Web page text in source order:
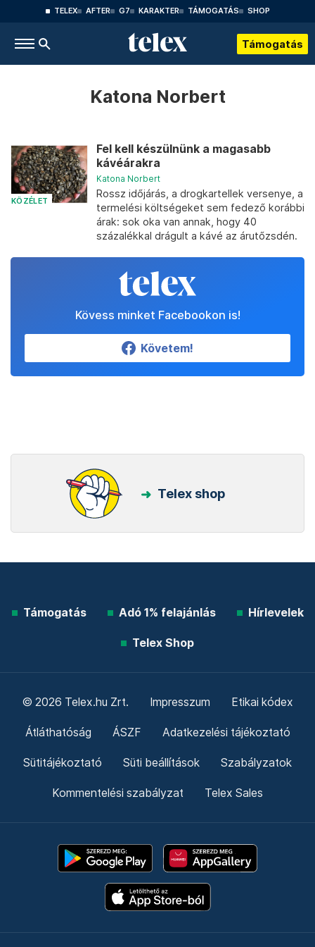
TELEX AFTER G7 KARAKTER TÁMOGATÁS SHOP
Támogatás
Katona Norbert
KÖZÉLET
Fel kell készülnünk a magasabb
kávéárakra
Katona Norbert
Rossz időjárás, a drogkartellek versenye, a
termelési költségeket sem fedező korábbi
árak: sok oka van annak, hogy 40
százalékkal drágult a kávé az árutőzsdén.
Kövess minket Facebookon is!
Követem!
Telex shop
Támogatás Adó 1% felajánlás Hírlevelek
Telex Shop
© 2026 Telex.hu Zrt. Impresszum Etikai kódex
Átláthatóság ÁSZF Adatkezelési tájékoztató
Sütitájékoztató Süti beállítások Szabályzatok
Kommentelési szabályzat Telex Sales